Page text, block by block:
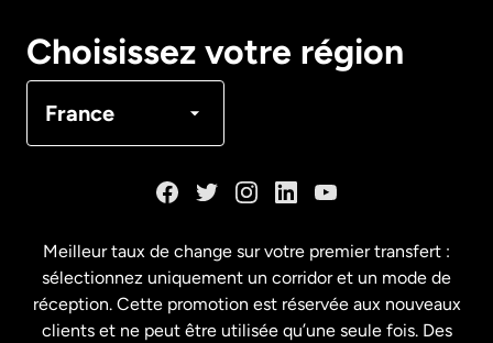
Choisissez votre région
France
Français
États-Unis English
Meilleur taux de change sur votre premier transfert :
sélectionnez uniquement un corridor et un mode de
réception. Cette promotion est réservée aux nouveaux
clients et ne peut être utilisée qu’une seule fois. Des